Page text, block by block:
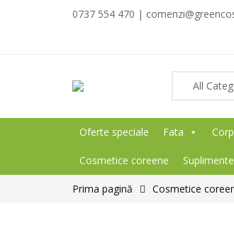
0737 554 470 |
Oferte speciale Fata Corp
Cosmetice coreene Suplimente
Prima pagină Cosmetice